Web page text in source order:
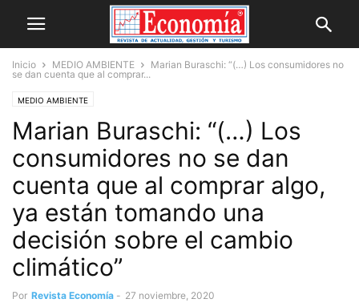
Inicio MEDIO AMBIENTE
Marian Buraschi: “(…) Los consumidores no
se dan cuenta que al comprar...
MEDIO AMBIENTE
Marian Buraschi: “(…) Los
consumidores no se dan
cuenta que al comprar algo,
ya están tomando una
decisión sobre el cambio
climático”
Por Revista Economía - 27 noviembre, 2020